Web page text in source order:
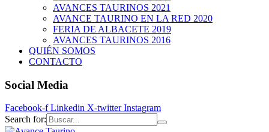
AVANCES TAURINOS 2021
AVANCE TAURINO EN LA RED 2020
FERIA DE ALBACETE 2019
AVANCES TAURINOS 2016
QUIÉN SOMOS
CONTACTO
Social Media
Facebook-f Linkedin X-twitter Instagram
Search for: